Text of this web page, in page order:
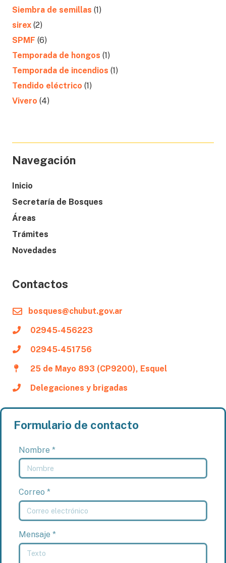
Siembra de semillas (1)
sirex (2)
SPMF (6)
Temporada de hongos (1)
Temporada de incendios (1)
Tendido eléctrico (1)
Vivero (4)
Navegación
Inicio
Secretaría de Bosques
Áreas
Trámites
Novedades
Contactos
bosques@chubut.gov.ar
02945-456223
02945-451756
25 de Mayo 893 (CP9200), Esquel
Delegaciones y brigadas
Formulario de contacto
Nombre *
Correo *
Mensaje *